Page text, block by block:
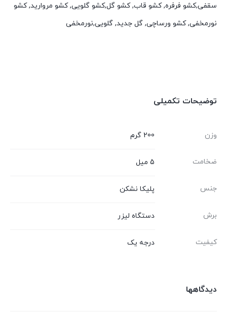
سقفی,کشو فرفره, کشو قاب, کشو گل,کشو گلویی, کشو مروارید, کشو
نورمخفی, کشو ورساچی, گل جدید, گلویی,نورمخفی
توضیحات تکمیلی
وزن 200 گرم
ضخامت 5 میل
جنس پلیکا نشکن
برش دستگاه لیزر
کیفیت درجه یک
دیدگاهها